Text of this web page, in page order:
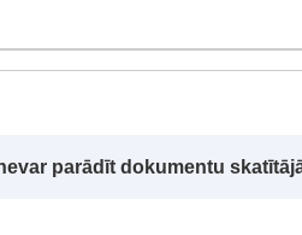
parādīt dokumentu